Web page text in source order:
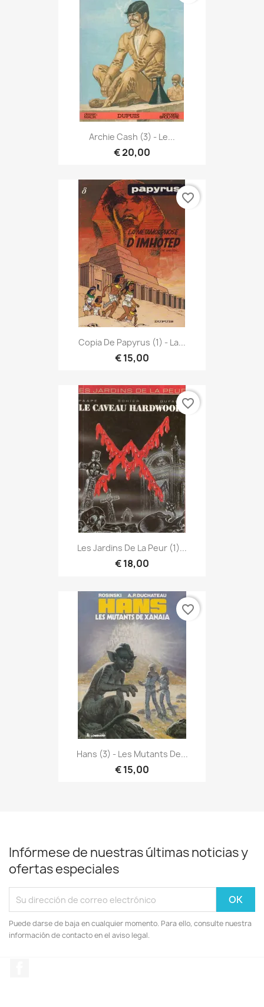
Archie Cash (3) - Le...
€ 20,00
Copia De Papyrus (1) - La...
€ 15,00
favorite_border
Les Jardins De La Peur (1)...
€ 18,00
favorite_border
Hans (3) - Les Mutants De...
€ 15,00
favorite_border
Infórmese de nuestras últimas noticias y
ofertas especiales
Puede darse de baja en cualquier momento. Para ello, consulte nuestra
información de contacto en el aviso legal.